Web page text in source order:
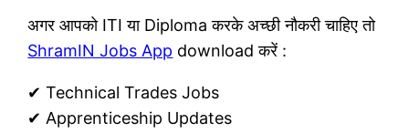
अगर आपको ITI या Diploma करके अच्छी नौकरी चाहिए तो
ShramIN Jobs App download करें :
✔ Technical Trades Jobs
✔ Apprenticeship Updates